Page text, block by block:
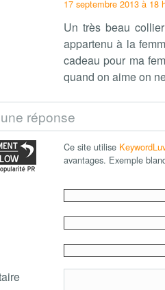
17 septembre 2013 à 18
Un très beau
appartenu à la
cadeau pour ma
quand on aime on
réponse
Ce site utilise KeywordLuv
avantages. Exemple